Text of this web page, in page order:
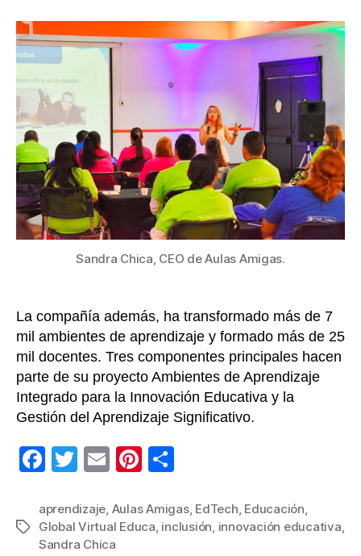
entrada
de
a
de
mil
en
Sandra Chica, CEO de Aulas Amigas.
La compañía además, ha transformado más de 7
mil ambientes de aprendizaje y formado más de 25
mil docentes. Tres componentes principales hacen
parte de su proyecto Ambientes de Aprendizaje
Integrado para la Innovación Educativa y la
Gestión del Aprendizaje Significativo.
F
c
e
T
tt
er
E
ail
Pi
er
e
m
p
Etiquetas
aprendizaje, Aulas Amigas, EdTech, Educación,
Global Virtual Educa, inclusión, innovación educativa,
Sandra Chica